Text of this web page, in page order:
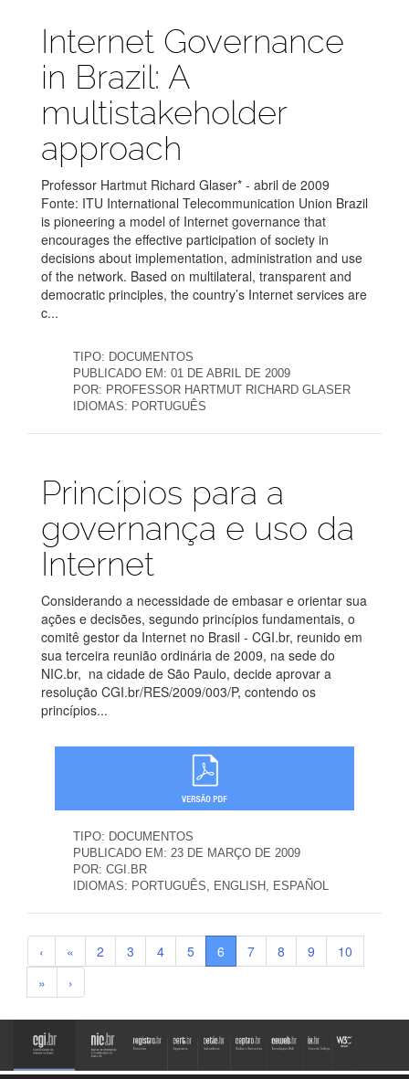
Publicações
Internet Governance
in Brazil: A
multistakeholder
approach
Professor Hartmut Richard Glaser* - abril de 2009
Fonte: ITU International Telecommunication Union Brazil
is pioneering a model of Internet governance that
encourages the effective participation of society in
decisions about implementation, administration and use
of the network. Based on multilateral, transparent and
democratic principles, the country’s Internet services are
c...
TIPO: DOCUMENTOS
PUBLICADO EM: 01 DE ABRIL DE 2009
POR: PROFESSOR HARTMUT RICHARD GLASER
IDIOMAS: PORTUGUÊS
Publicações
Princípios para a
governança e uso da
Internet
Considerando a necessidade de embasar e orientar sua
ações e decisões, segundo princípios fundamentais, o
comitê gestor da Internet no Brasil - CGI.br, reunido em
sua terceira reunião ordinária de 2009, na sede do
NIC.br, na cidade de São Paulo, decide aprovar a
resolução CGI.br/RES/2009/003/P, contendo os
princípios...
TIPO: DOCUMENTOS
PUBLICADO EM: 23 DE MARÇO DE 2009
POR: CGI.BR
IDIOMAS: PORTUGUÊS, ENGLISH, ESPAÑOL
‹ « 2 3 4 5 6 7 8 9
10
»
›